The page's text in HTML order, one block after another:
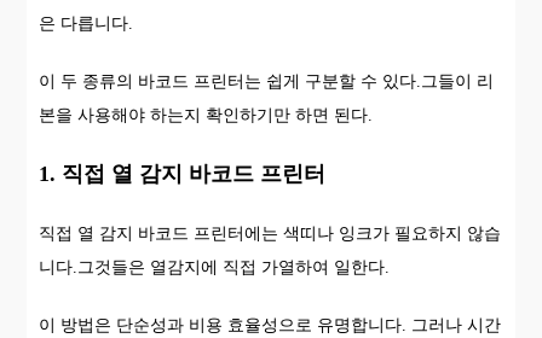
은 다릅니다.
이 두 종류의 바코드 프린터는 쉽게 구분할 수 있다.그들이 리
본을 사용해야 하는지 확인하기만 하면 된다.
1. 직접 열 감지 바코드 프린터
직접 열 감지 바코드 프린터에는 색띠나 잉크가 필요하지 않습
니다.그것들은 열감지에 직접 가열하여 일한다.
이 방법은 단순성과 비용 효율성으로 유명합니다. 그러나 시간